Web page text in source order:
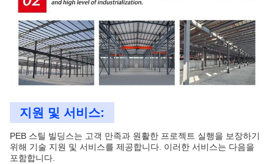
지원 및 서비스:
PEB 스틸 빌딩스는 고객 만족과 원활한 프로젝트 실행을 보장하기
위해 기술 지원 및 서비스를 제공합니다. 이러한 서비스는 다음을
포함합니다.